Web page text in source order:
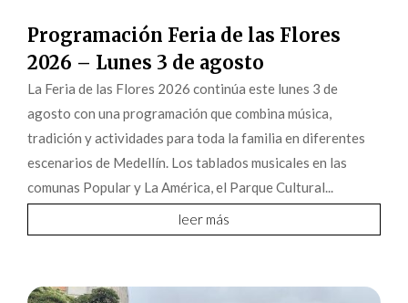
Programación Feria de las Flores
2026 – Lunes 3 de agosto
La Feria de las Flores 2026 continúa este lunes 3 de
agosto con una programación que combina música,
tradición y actividades para toda la familia en diferentes
escenarios de Medellín. Los tablados musicales en las
comunas Popular y La América, el Parque Cultural...
leer más